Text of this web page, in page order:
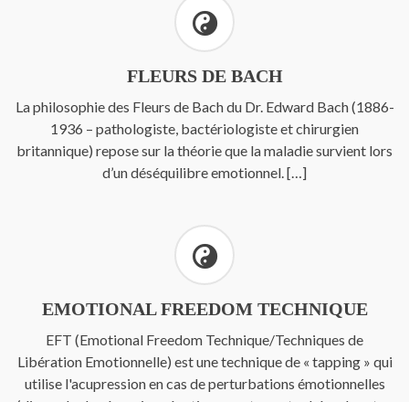
FLEURS DE BACH
La philosophie des Fleurs de Bach du Dr. Edward Bach (1886-
1936 – pathologiste, bactériologiste et chirurgien
britannique) repose sur la théorie que la maladie survient lors
d’un déséquilibre emotionnel. […]
EMOTIONAL FREEDOM TECHNIQUE
EFT (Emotional Freedom Technique/Techniques de
Libération Emotionnelle) est une technique de « tapping » qui
utilise l'acupression en cas de perturbations émotionnelles